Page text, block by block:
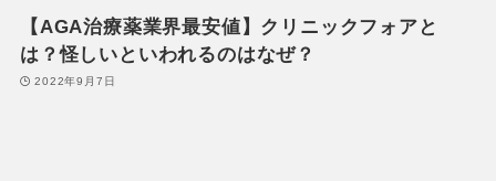
【AGA治療薬業界最安値】クリニックフォアと
は？怪しいといわれるのはなぜ？
2022年9月7日